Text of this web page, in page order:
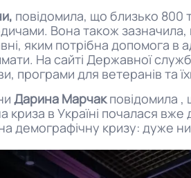
повідомила, що близько 800
Вона також зазначила,
яким потрібна допомога в
На сайті Державної
програми для ветеранів та
Дарина Марчакповідомила ,
в Україні почалася
демографічну кризу: дуже